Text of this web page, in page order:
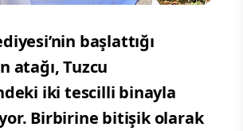
başlattığı
atağı, Tuzcu
iki tescilli binayla
Birbirine bitişik olarak